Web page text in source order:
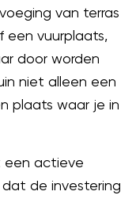
van terras
een vuurplaats,
door worden
niet alleen een
plaats waar je in
een actieve
de investering